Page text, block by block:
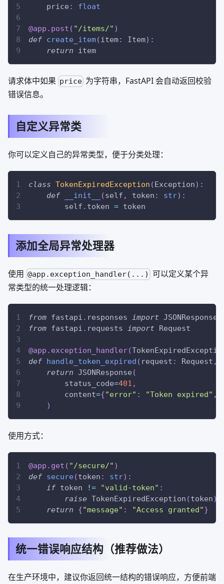
    price
: float
@app . post ( "/items/" )
def create_item(item: Item) :
return item
请求体中如果 price 为字符串，FastAPI 会自动返回校验
错误信息。
自定义异常类
你可以定义自己的异常类型，便于分类处理：
class TokenExpiredException (Exception) :
def
__init__ (self , token : str) :
        self
. token = token
添加全局异常处理器
使用 @app.exception_handler(...) 可以定义某个异
常类型的统一处理逻辑：
from fastapi . responses import JSONResponse
from fastapi . requests import Request
@app . exception_handler(
def handle_token_expired ( request : Request ,
return JSONResponse (
        status_code
=401 ,
        content
={"error" : "Token expired" ,
)
使用方式：
@app . get ( "/secure/" )
def secure(token : str) :
if token != "valid-token" :
raise TokenExpiredException (token)
return
{"message" : "Access granted"}
统一错误响应结构（推荐做法）
在生产环境中，建议你返回统一结构的错误响应，方便前端